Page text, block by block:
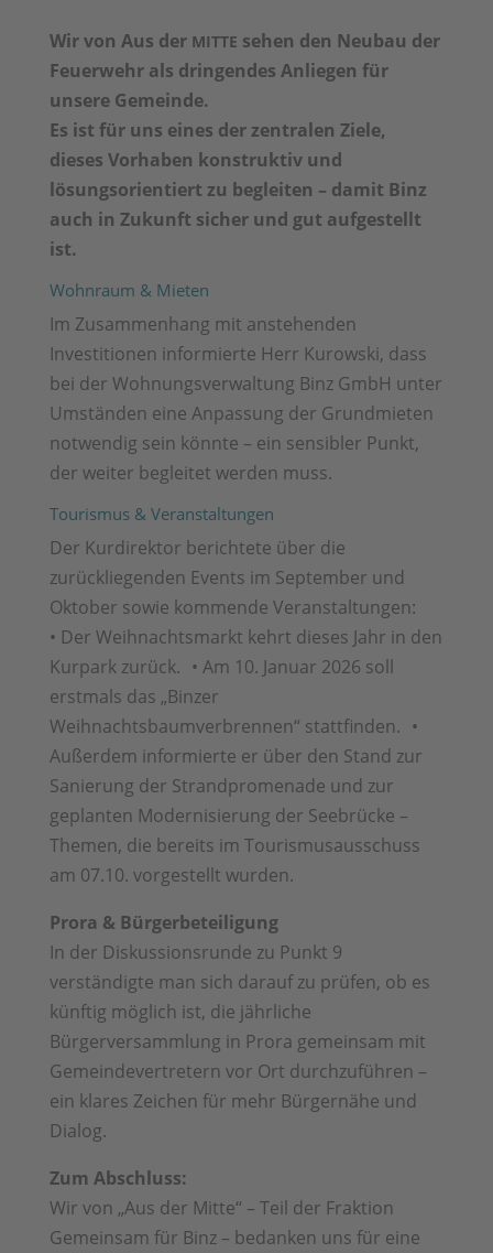
Wir von Aus der MITTE sehen den Neubau der
Feuerwehr als dringendes Anliegen für
unsere Gemeinde.
Es ist für uns eines der zentralen Ziele,
dieses Vorhaben konstruktiv und
lösungsorientiert zu begleiten – damit Binz
auch in Zukunft sicher und gut aufgestellt
ist.
Wohnraum & Mieten
Im Zusammenhang mit anstehenden
Investitionen informierte Herr Kurowski, dass
bei der Wohnungsverwaltung Binz GmbH unter
Umständen eine Anpassung der Grundmieten
notwendig sein könnte – ein sensibler Punkt,
der weiter begleitet werden muss.
Tourismus & Veranstaltungen
Der Kurdirektor berichtete über die
zurückliegenden Events im September und
Oktober sowie kommende Veranstaltungen:
• Der Weihnachtsmarkt kehrt dieses Jahr in den
Kurpark zurück. • Am 10. Januar 2026 soll
erstmals das „Binzer
Weihnachtsbaumverbrennen“ stattfinden. •
Außerdem informierte er über den Stand zur
Sanierung der Strandpromenade und zur
geplanten Modernisierung der Seebrücke –
Themen, die bereits im Tourismusausschuss
am 07.10. vorgestellt wurden.
Prora & Bürgerbeteiligung
In der Diskussionsrunde zu Punkt 9
verständigte man sich darauf zu prüfen, ob es
künftig möglich ist, die jährliche
Bürgerversammlung in Prora gemeinsam mit
Gemeindevertretern vor Ort durchzuführen –
ein klares Zeichen für mehr Bürgernähe und
Dialog.
Zum Abschluss:
Wir von „Aus der Mitte“ – Teil der Fraktion
Gemeinsam für Binz – bedanken uns für eine